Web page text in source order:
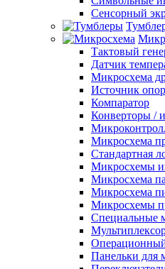
Сенсорный
Тактовый
Датчик
Микросхема
Источник
Компаратор
Конверторы /
Микросхема
Стандартная
Микросхемы
Микросхема
Микросхема
Микросхемы
Специальные
Панельки для